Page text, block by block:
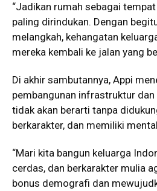
“Jadikan rumah sebagai
paling dirindukan. Dengan
melangkah, kehangatan
mereka kembali ke jalan yang
Di akhir sambutannya, Appi
pembangunan infrastruktur
tidak akan berarti tanpa
berkarakter, dan memiliki
“Mari kita bangun keluarga
cerdas, dan berkarakter mulia
bonus demografi dan